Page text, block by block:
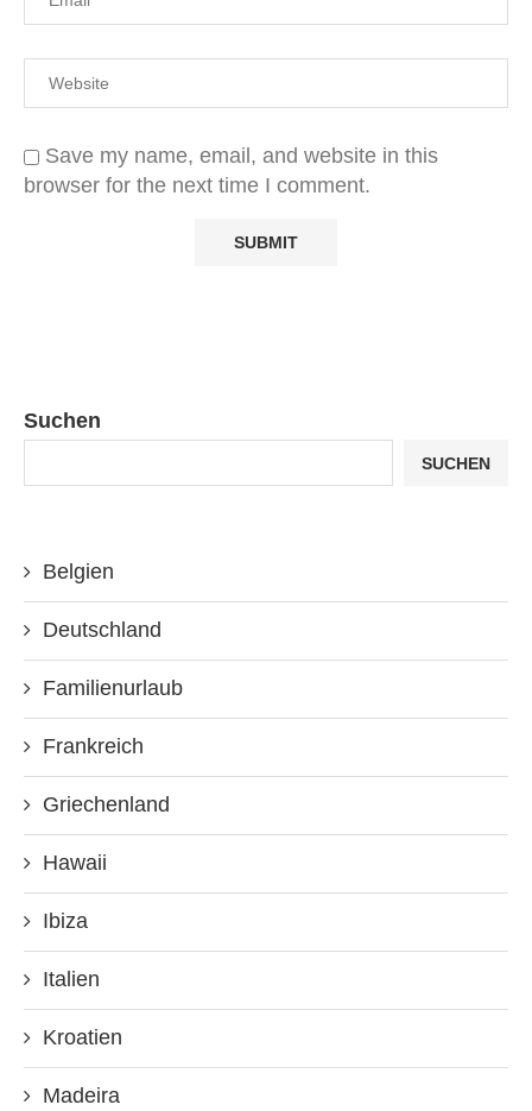
Save my name, email, and website in this
browser for the next time I comment.
Suchen
SUCHEN
Belgien
Deutschland
Familienurlaub
Frankreich
Griechenland
Hawaii
Ibiza
Italien
Kroatien
Madeira